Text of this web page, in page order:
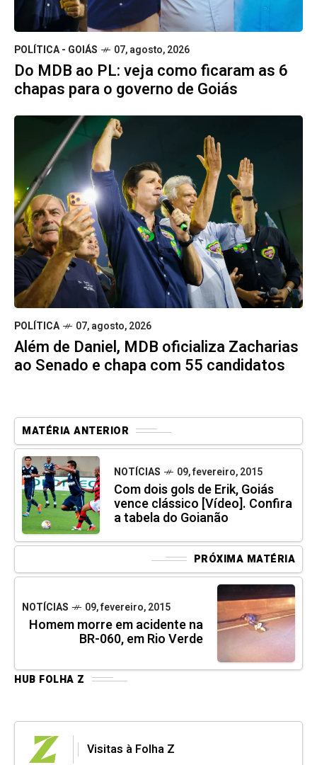
POLÍTICA - GOIÁS 07, agosto, 2026
Do MDB ao PL: veja como ficaram as 6
chapas para o governo de Goiás
POLÍTICA 07, agosto, 2026
Além de Daniel, MDB oficializa Zacharias
ao Senado e chapa com 55 candidatos
MATÉRIA ANTERIOR
NOTÍCIAS 09, fevereiro, 2015
Com dois gols de Erik, Goiás
vence clássico [Vídeo]. Confira
a tabela do Goianão
PRÓXIMA MATÉRIA
NOTÍCIAS 09, fevereiro, 2015
Homem morre em acidente na
BR-060, em Rio Verde
HUB FOLHA Z
Visitas à Folha Z